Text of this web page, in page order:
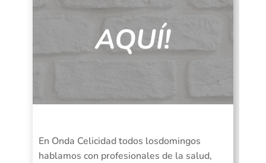
AQUÍ!
En Onda Celicidad todos losdomingos
hablamos con profesionales de la salud,